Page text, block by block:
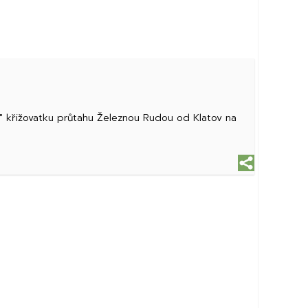
průtahu Železnou Rudou od Klatov na